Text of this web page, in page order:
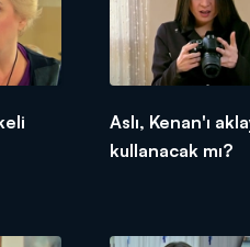
Aslı, Kenan'ı
kullanacak mı?